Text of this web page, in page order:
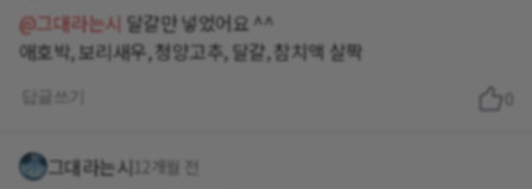
@그대라는시 달걀만 넣었어요 ^^
애호박, 보리새우, 청양고추, 달걀, 참치액 살짝
그대라는시12개월 전